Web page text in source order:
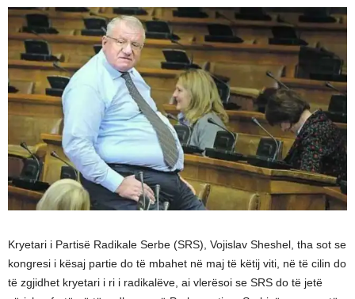
Kryetari i Partisë Radikale Serbe (SRS), Vojislav Sheshel, tha sot se
kongresi i kësaj partie do të mbahet në maj të këtij viti, në të cilin do
të zgjidhet kryetari i ri i radikalëve, ai vlerësoi se SRS do të jetë